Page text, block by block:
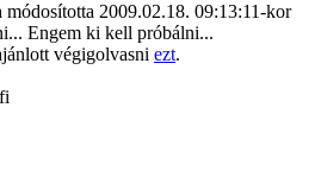
módosította 2009.02.18. 09:13:11-kor
Engem ki kell próbálni...
végigolvasni ezt.